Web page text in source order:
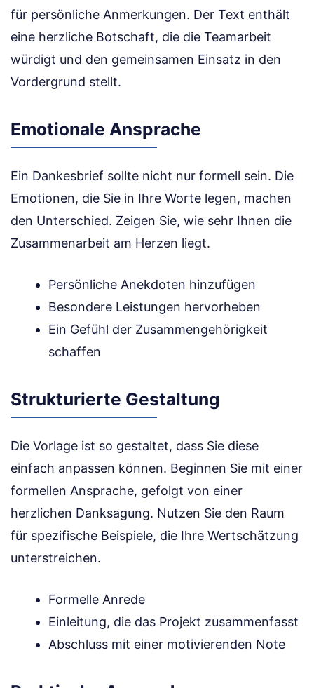
für persönliche Anmerkungen. Der Text enthält
eine herzliche Botschaft, die die Teamarbeit
würdigt und den gemeinsamen Einsatz in den
Vordergrund stellt.
Emotionale Ansprache
Ein Dankesbrief sollte nicht nur formell sein. Die
Emotionen, die Sie in Ihre Worte legen, machen
den Unterschied. Zeigen Sie, wie sehr Ihnen die
Zusammenarbeit am Herzen liegt.
Persönliche Anekdoten hinzufügen
Besondere Leistungen hervorheben
Ein Gefühl der Zusammengehörigkeit
schaffen
Strukturierte Gestaltung
Die Vorlage ist so gestaltet, dass Sie diese
einfach anpassen können. Beginnen Sie mit einer
formellen Ansprache, gefolgt von einer
herzlichen Danksagung. Nutzen Sie den Raum
für spezifische Beispiele, die Ihre Wertschätzung
unterstreichen.
Formelle Anrede
Einleitung, die das Projekt zusammenfasst
Abschluss mit einer motivierenden Note